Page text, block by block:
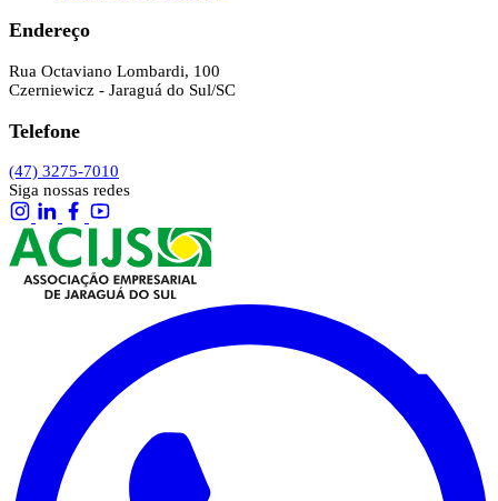
Endereço
Rua Octaviano Lombardi, 100
Czerniewicz - Jaraguá do Sul/SC
Telefone
(47) 3275-7010
Siga nossas redes